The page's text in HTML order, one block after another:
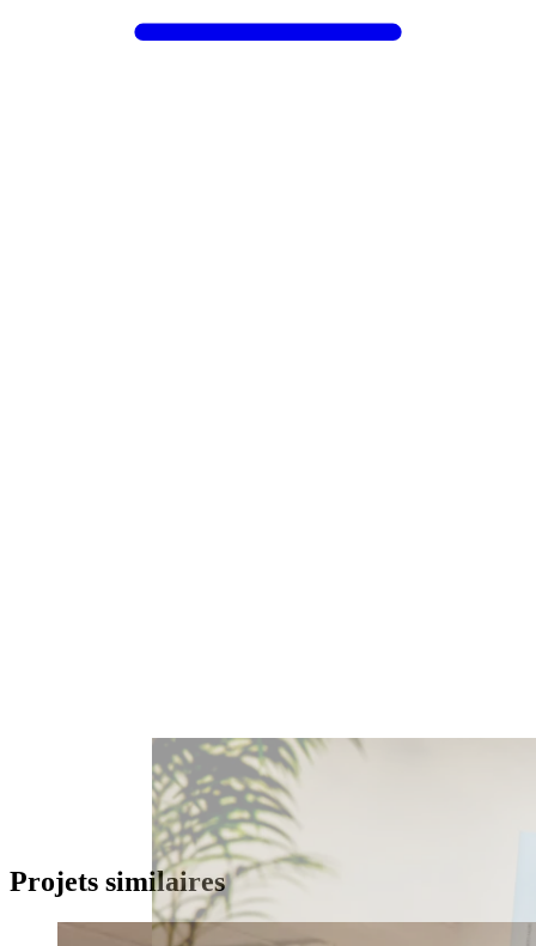
Projets similaires